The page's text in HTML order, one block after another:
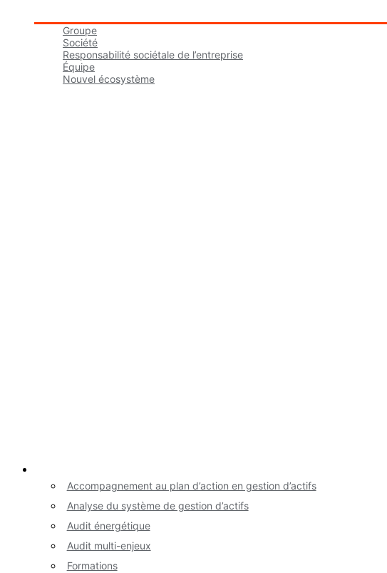
Groupe
Société
Responsabilité sociétale de l’entreprise
Équipe
Nouvel écosystème
Accompagnement au plan d’action en gestion d’actifs
Analyse du système de gestion d’actifs
Audit énergétique
Audit multi-enjeux
Formations